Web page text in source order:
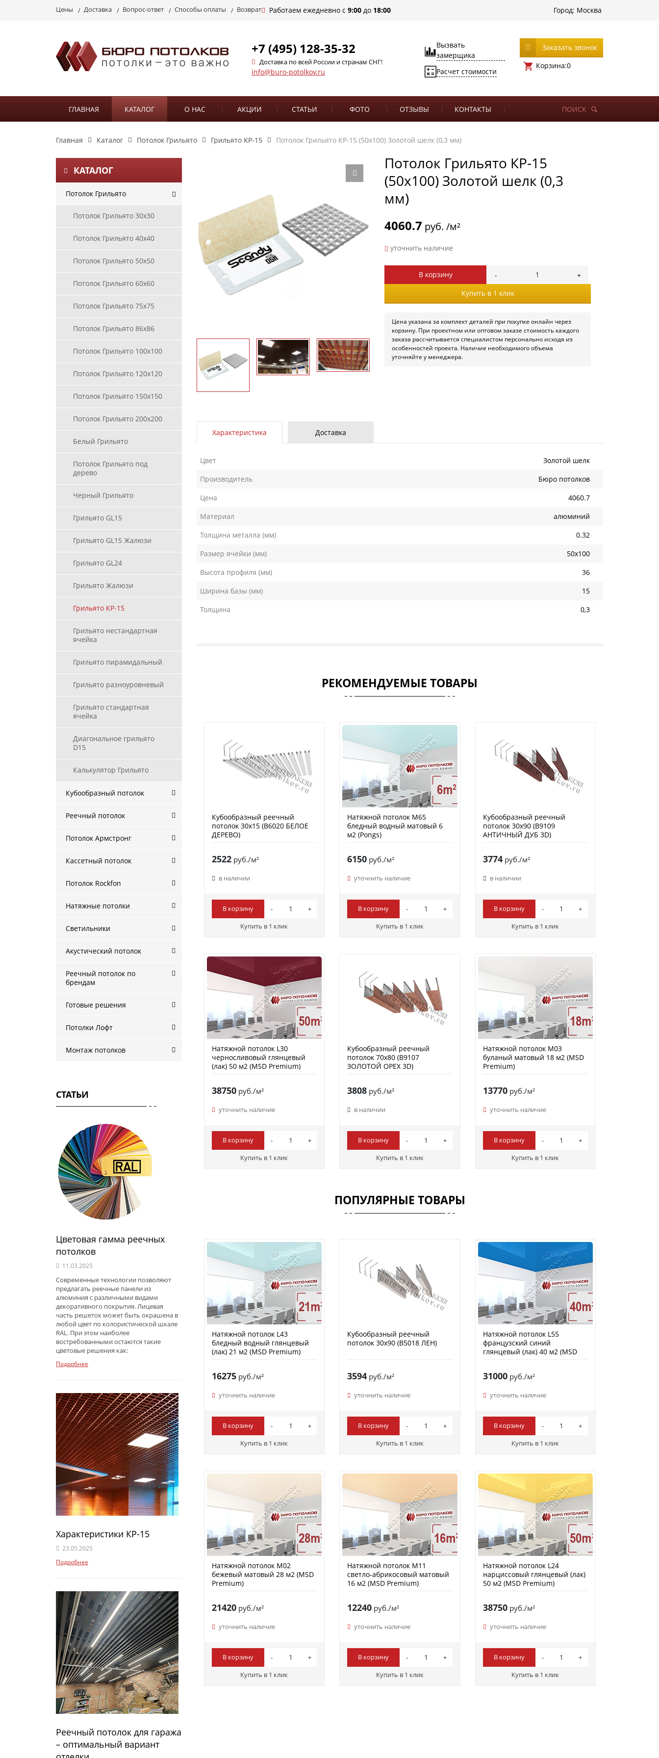
Работаем ежедневно с 9:00 до 18:00 Город: Москва
Цены Доставка Вопрос-ответ Способы оплаты Возврат
+7 (495) 128-35-32
Доставка по всей России и странам СНГ!
info@buro-potolkov.ru
Вызвать
замерщика
Расчет стоимости
Заказать звонок
Корзина:0
ГЛАВНАЯ КАТАЛОГ О НАС АКЦИИ СТАТЬИ ФОТО ОТЗЫВЫ КОНТАКТЫ ПОИСК
Главная Каталог Потолок Грильято Грильято КР-15 Потолок Грильято КР-15 (50х100) Золотой шелк (0,3 мм)
КАТАЛОГ
Потолок Грильято
Потолок Грильято 30х30
Потолок Грильято 40х40
Потолок Грильято 50х50
Потолок Грильято 60х60
Потолок Грильято 75х75
Потолок Грильято 86х86
Потолок Грильято 100х100
Потолок Грильято 120х120
Потолок Грильято 150х150
Потолок Грильято 200х200
Белый Грильято
Потолок Грильято под
дерево
Черный Грильято
Грильято GL15
Грильято GL15 Жалюзи
Грильято GL24
Грильято Жалюзи
Грильято КР-15
Грильято нестандартная
ячейка
Грильято пирамидальный
Грильято разноуровневый
Грильято стандартная
ячейка
Диагональное грильято
D15
Калькулятор Грильято
Кубообразный потолок
Реечный потолок
Потолок Армстронг
Кассетный потолок
Потолок Rockfon
Натяжные потолки
Светильники
Акустический потолок
Реечный потолок по
брендам
Готовые решения
Потолки Лофт
Монтаж потолков
СТАТЬИ
Цветовая гамма реечных
потолков
11.03.2025
Современные технологии позволяют
предлагать реечные панели из
алюминия с различными видами
декоративного покрытия. Лицевая
часть решеток может быть окрашена в
любой цвет по колористической шкале
RAL. При этом наиболее
востребованными остаются такие
цветовые решения как:
Подробнее
Характеристики КР-15
23.05.2025
Подробнее
Реечный потолок для гаража
– оптимальный вариант
Потолок Грильято КР-15
(50х100) Золотой шелк (0,3
мм)
4060.7 руб. /м²
уточнить наличие
В корзину
Купить в 1 клик
Цена указана за комплект деталей при покупке онлайн через
корзину. При проектном или оптовом заказе стоимость каждого
заказа рассчитывается специалистом персонально исходя из
особенностей проекта. Наличие необходимого объема
уточняйте у менеджера.
Характеристика Доставка
Цвет
Золотой шелк
Производитель
Бюро потолков
Цена
4060.7
Материал
алюминий
Толщина металла (мм)
0.32
Размер ячейки (мм)
50х100
Высота профиля (мм)
36
Ширина базы (мм)
15
Толщина
0,3
РЕКОМЕНДУЕМЫЕ ТОВАРЫ
Кубообразный реечный
потолок 30х15 (B6020 БЕЛОЕ
ДЕРЕВО)
2522руб./м²
в наличии
В корзину
Купить в 1 клик
Натяжной потолок M65
бледный водный матовый 6
м2 (Pongs)
6150 руб./м²
уточнить наличие
В корзину
Купить в 1 клик
Кубообразный реечный
потолок 30х90 (B9109
АНТИЧНЫЙ ДУБ 3D)
3774руб./м²
в наличии
В корзину
Купить в 1 клик
Натяжной потолок L30
черносливовый глянцевый
(лак) 50 м2 (MSD Premium)
38750руб./м²
уточнить наличие
В корзину
Купить в 1 клик
Кубообразный реечный
потолок 70х80 (B9107
ЗОЛОТОЙ ОРЕХ 3D)
3808 руб./м²
в наличии
В корзину
Купить в 1 клик
Натяжной потолок M03
буланый матовый 18 м2 (MSD
Premium)
13770руб./м²
уточнить наличие
В корзину
Купить в 1 клик
ПОПУЛЯРНЫЕ ТОВАРЫ
Натяжной потолок L43
бледный водный глянцевый
(лак) 21 м2 (MSD Premium)
16275руб./м²
уточнить наличие
В корзину
Купить в 1 клик
Кубообразный реечный
потолок 30х90 (B5018 ЛЕН)
3594 руб./м²
уточнить наличие
В корзину
Купить в 1 клик
Натяжной потолок L55
французский синий
глянцевый (лак) 40 м2 (MSD
31000руб./м²
уточнить наличие
В корзину
Купить в 1 клик
Натяжной потолок M02
бежевый матовый 28 м2 (MSD
Premium)
21420руб./м²
уточнить наличие
В корзину
Купить в 1 клик
Натяжной потолок M11
светло-абрикосовый матовый
16 м2 (MSD Premium)
12240 руб./м²
уточнить наличие
В корзину
Купить в 1 клик
Натяжной потолок L24
нарциссовый глянцевый (лак)
50 м2 (MSD Premium)
38750руб./м²
уточнить наличие
В корзину
Купить в 1 клик